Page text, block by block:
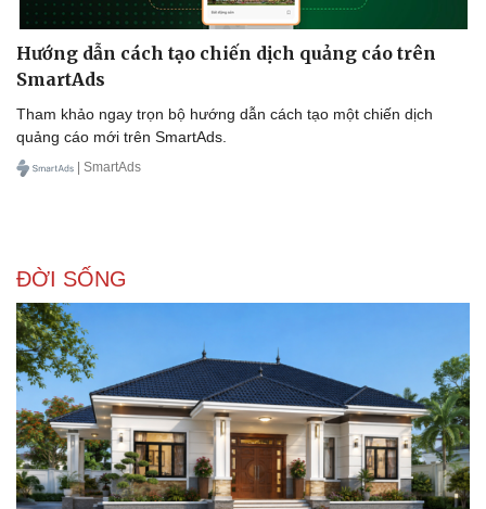
Văn hóa
Sân khấu - Điện ảnh
Văn học
Âm nhạc
Di sản
Giải trí
Thời trang
Sao Việt
Hướng dẫn cách tạo chiến dịch quảng cáo trên
SmartAds
Tham khảo ngay trọn bộ hướng dẫn cách tạo một chiến dịch
quảng cáo mới trên SmartAds.
| SmartAds
ĐỜI SỐNG